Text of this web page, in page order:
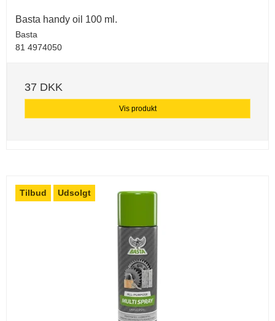
Basta handy oil 100 ml.
Basta
81 4974050
37 DKK
Vis produkt
Tilbud Udsolgt